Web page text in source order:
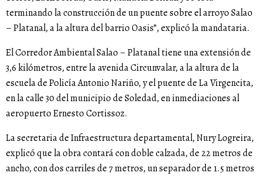
terminando la construcción de un puente sobre el arroyo Salao
– Platanal, a la altura del barrio Oasis”, explicó la mandataria.
El Corredor Ambiental Salao – Platanal tiene una extensión de
3,6 kilómetros, entre la avenida Circunvalar, a la altura de la
escuela de Policía Antonio Nariño, y el puente de La Virgencita,
en la calle 30 del municipio de Soledad, en inmediaciones al
aeropuerto Ernesto Cortissoz.
La secretaria de Infraestructura departamental, Nury Logreira,
explicó que la obra contará con doble calzada, de 22 metros de
ancho, con dos carriles de 7 metros, un separador de 1.5 metros